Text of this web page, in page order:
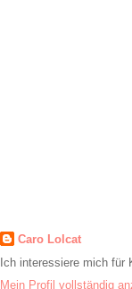
Caro Lolcat
Ich interessiere mich für
Mein Profil vollständig